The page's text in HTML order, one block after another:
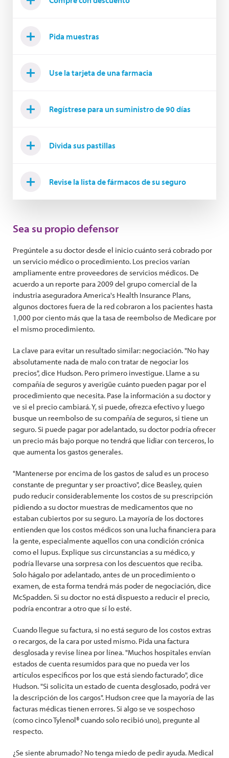
Pida muestras
Use la tarjeta de una farmacia
Regístrese para un suministro de 90 días
Divida sus pastillas
Revise la lista de fármacos de su seguro
Sea su propio defensor
Pregúntele a su doctor desde el inicio cuánto será cobrado por
un servicio médico o procedimiento. Los precios varían
ampliamente entre proveedores de servicios médicos. De
acuerdo a un reporte para 2009 del grupo comercial de la
industria aseguradora America's Health Insurance Plans,
algunos doctores fuera de la red cobraron a los pacientes hasta
1,000 por ciento más que la tasa de reembolso de Medicare por
el mismo procedimiento.
La clave para evitar un resultado similar: negociación. "No hay
absolutamente nada de malo con tratar de negociar los
precios", dice Hudson. Pero primero investigue. Llame a su
compañía de seguros y averigüe cuánto pueden pagar por el
procedimiento que necesita. Pase la información a su doctor y
ve si el precio cambiará. Y, si puede, ofrezca efectivo y luego
busque un reembolso de su compañía de seguros, si tiene un
seguro. Si puede pagar por adelantado, su doctor podría ofrecer
un precio más bajo porque no tendrá que lidiar con terceros, lo
que aumenta los gastos generales.
"Mantenerse por encima de los gastos de salud es un proceso
constante de preguntar y ser proactivo", dice Beasley, quien
pudo reducir considerablemente los costos de su prescripción
pidiendo a su doctor muestras de medicamentos que no
estaban cubiertos por su seguro. La mayoría de los doctores
entienden que los costos médicos son una lucha financiera para
la gente, especialmente aquellos con una condición crónica
como el lupus. Explique sus circunstancias a su médico, y
podría llevarse una sorpresa con los descuentos que reciba.
Solo hágalo por adelantado, antes de un procedimiento o
examen, de esta forma tendrá más poder de negociación, dice
McSpadden. Si su doctor no está dispuesto a reducir el precio,
podría encontrar a otro que sí lo esté.
Cuando llegue su factura, si no está seguro de los costos extras
o recargos, de la cara por usted mismo. Pida una factura
desglosada y revise línea por línea. "Muchos hospitales envían
estados de cuenta resumidos para que no pueda ver los
artículos específicos por los que está siendo facturado", dice
Hudson. "Si solicita un estado de cuenta desglosado, podrá ver
la descripción de los cargos". Hudson cree que la mayoría de las
facturas médicas tienen errores. Si algo se ve sospechoso
(como cinco Tylenol® cuando solo recibió uno), pregunte al
respecto.
¿Se siente abrumado? No tenga miedo de pedir ayuda. Medical